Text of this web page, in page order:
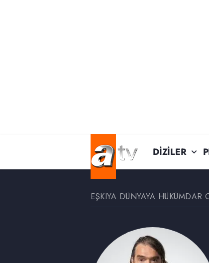
DİZİLER
EŞKIYA DÜNYAYA HÜKÜMDAR